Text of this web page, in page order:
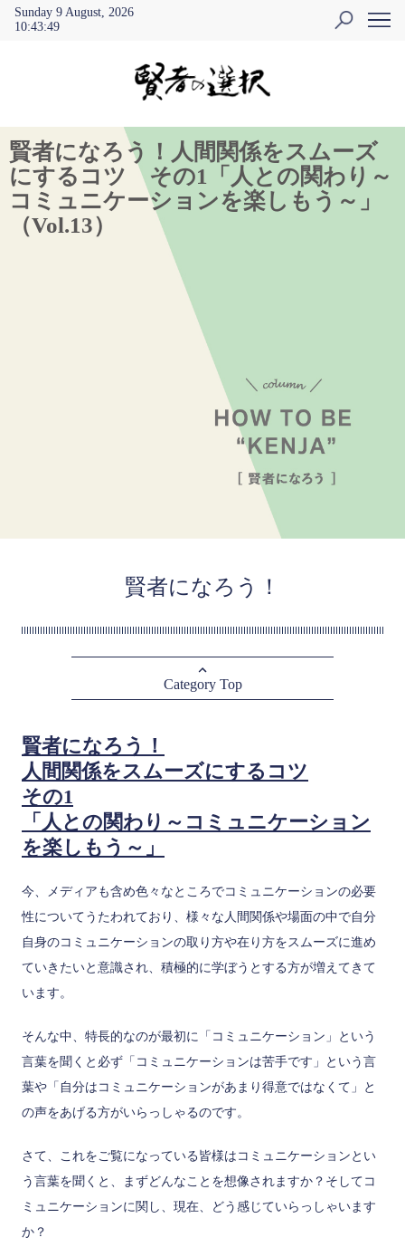
Sunday 9 August, 2026
10:43:50
賢者になろう！人間関係をスムーズ
にするコツ その1「人との関わり～
コミュニケーションを楽しもう～」
（Vol.13）
賢者になろう！
Category Top
賢者になろう！
人間関係をスムーズにするコツ
その1
「人との関わり～コミュニケーション
を楽しもう～」
今、メディアも含め色々なところでコミュニケーションの必要
性についてうたわれており、様々な人間関係や場面の中で自分
自身のコミュニケーションの取り方や在り方をスムーズに進め
ていきたいと意識され、積極的に学ぼうとする方が増えてきて
います。
そんな中、特長的なのが最初に「コミュニケーション」という
言葉を聞くと必ず「コミュニケーションは苦手です」という言
葉や「自分はコミュニケーションがあまり得意ではなくて」と
の声をあげる方がいらっしゃるのです。
さて、これをご覧になっている皆様はコミュニケーションとい
う言葉を聞くと、まずどんなことを想像されますか？そしてコ
ミュニケーションに関し、現在、どう感じていらっしゃいます
か？